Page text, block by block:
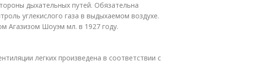
дыхательных путей. Обязательна
углекислого газа в выдыхаемом воздухе.
Агазизом Шоуэм мл. в 1927 году.
легких произведена в соответствии с